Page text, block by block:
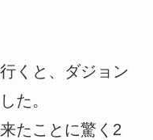
くと、ダジョン
た。
たことに驚く2